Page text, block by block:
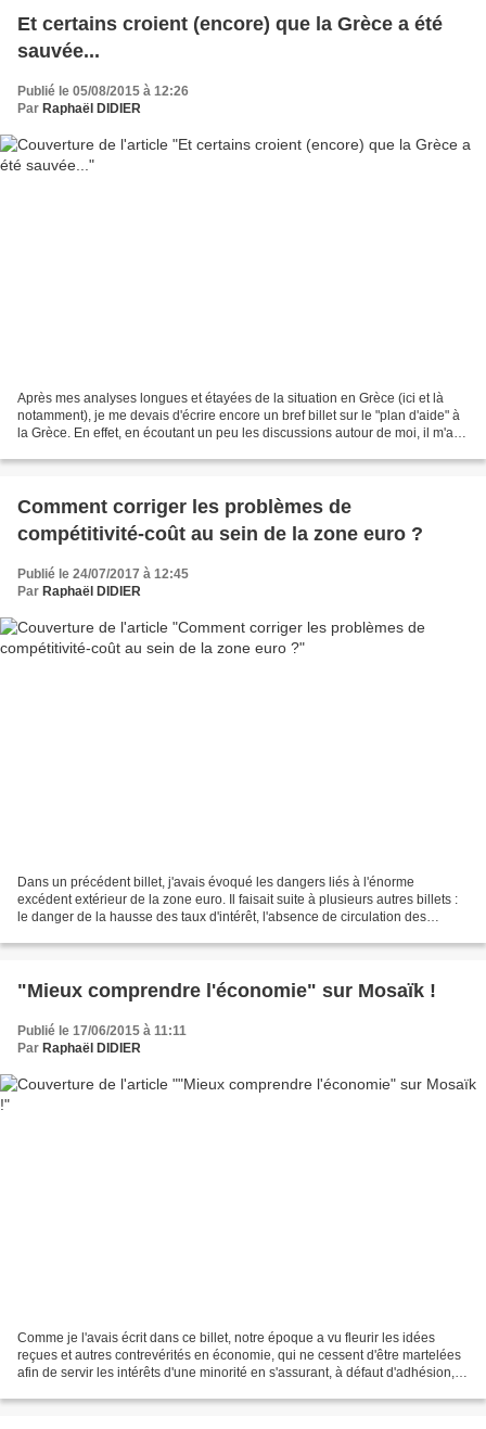
Et certains croient (encore) que la Grèce a été
sauvée...
Publié le 05/08/2015 à 12:26
Par Raphaël DIDIER
Après mes analyses longues et étayées de la situation en Grèce (ici et là
notamment), je me devais d'écrire encore un bref billet sur le "plan d'aide" à
la Grèce. En effet, en écoutant un peu les discussions autour de moi, il m'a
Comment corriger les problèmes de
compétitivité-coût au sein de la zone euro ?
Publié le 24/07/2017 à 12:45
Par Raphaël DIDIER
Dans un précédent billet, j'avais évoqué les dangers liés à l'énorme
excédent extérieur de la zone euro. Il faisait suite à plusieurs autres billets :
le danger de la hausse des taux d'intérêt, l'absence de circulation des
"Mieux comprendre l'économie" sur Mosaïk !
Publié le 17/06/2015 à 11:11
Par Raphaël DIDIER
Comme je l'avais écrit dans ce billet, notre époque a vu fleurir les idées
reçues et autres contrevérités en économie, qui ne cessent d'être martelées
afin de servir les intérêts d'une minorité en s'assurant, à défaut d'adhésion,